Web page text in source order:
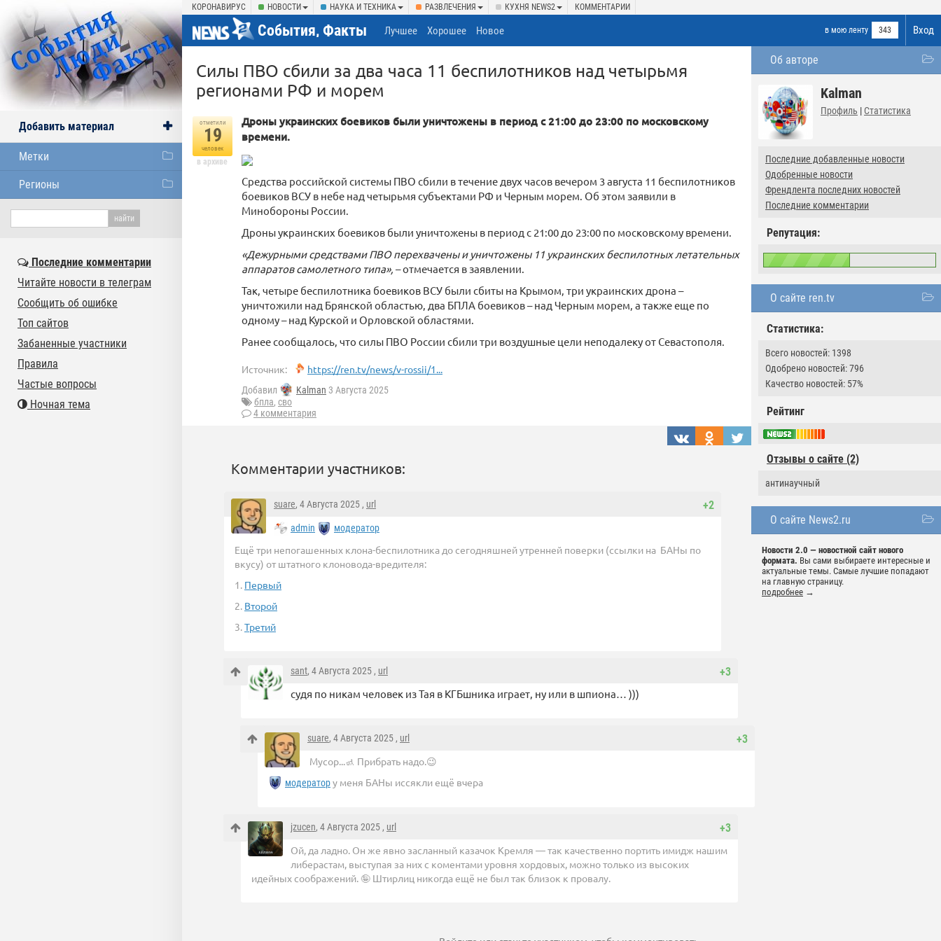
КОРОНАВИРУС НОВОСТИ НАУКА И ТЕХНИКА РАЗВЛЕЧЕНИЯ КУХНЯ NEWS2 КОММЕНТАРИИ
Вход
События, Факты в мою ленту 343
Лучшее Хорошее Новое
Об авторе
Kalman
Профиль | Статистика
Последние добавленные новости
Одобренные новости
Френдлента последних новостей
Последние комментарии
Репутация:
О сайте ren.tv
Статистика:
Всего новостей: 1398
Одобрено новостей: 796
Качество новостей: 57%
Рейтинг
Отзывы о сайте (2)
антинаучный
О сайте News2.ru
Новости 2.0 — новостной сайт нового
формата. Вы сами выбираете интересные и
актуальные темы. Самые лучшие попадают
на главную страницу.
подробнее →
Силы ПВО сбили за два часа 11 беспилотников над четырьмя
регионами РФ и морем
отметили
19
человек
в архиве
Дроны украинских боевиков были уничтожены в период с 21:00 до 23:00 по московскому
времени.
Средства российской системы ПВО сбили в течение двух часов вечером 3 августа 11 беспилотников
боевиков ВСУ в небе над четырьмя субъектами РФ и Черным морем. Об этом заявили в
Минобороны России.
Дроны украинских боевиков были уничтожены в период с 21:00 до 23:00 по московскому времени.
«Дежурными средствами ПВО перехвачены и уничтожены 11 украинских беспилотных летательных
аппаратов самолетного типа», – отмечается в заявлении.
Так, четыре беспилотника боевиков ВСУ были сбиты на Крымом, три украинских дрона –
уничтожили над Брянской областью, два БПЛА боевиков – над Черным морем, а также еще по
одному – над Курской и Орловской областями.
Ранее сообщалось, что силы ПВО России сбили три воздушные цели неподалеку от Севастополя.
Источник: https://ren.tv/news/v-rossii/1...
Добавил Kalman 3 Августа 2025
бпла, сво
4 комментария
Комментарии участников:
+2
suare, 4 Августа 2025 , url
admin модератор
Ещё три непогашенных клона-беспилотника до сегодняшней утренней поверки (ссылки на БАНы по
вкусу) от штатного клоновода-вредителя:
1. Первый
2. Второй
3.Третий
+3
sant, 4 Августа 2025 , url
судя по никам человек из Тая в КГБшника играет, ну или в шпиона… )))
+3
suare, 4 Августа 2025 , url
Мусор...🚮 Прибрать надо.😉
модератору меня БАНы иссякли ещё вчера
+3
jzucen, 4 Августа 2025 , url
Ой, да ладно. Он же явно засланный казачок Кремля — так качественно портить имидж нашим
либерастам, выступая за них с коментами уровня хордовых, можно только из высоких
идейных соображений. 🤪 Штирлиц никогда ещё не был так близок к провалу.
Добавить материал
Метки
Регионы
Последние комментарии
Читайте новости в телеграм
Сообщить об ошибке
Топ сайтов
Забаненные участники
Правила
Частые вопросы
Ночная тема